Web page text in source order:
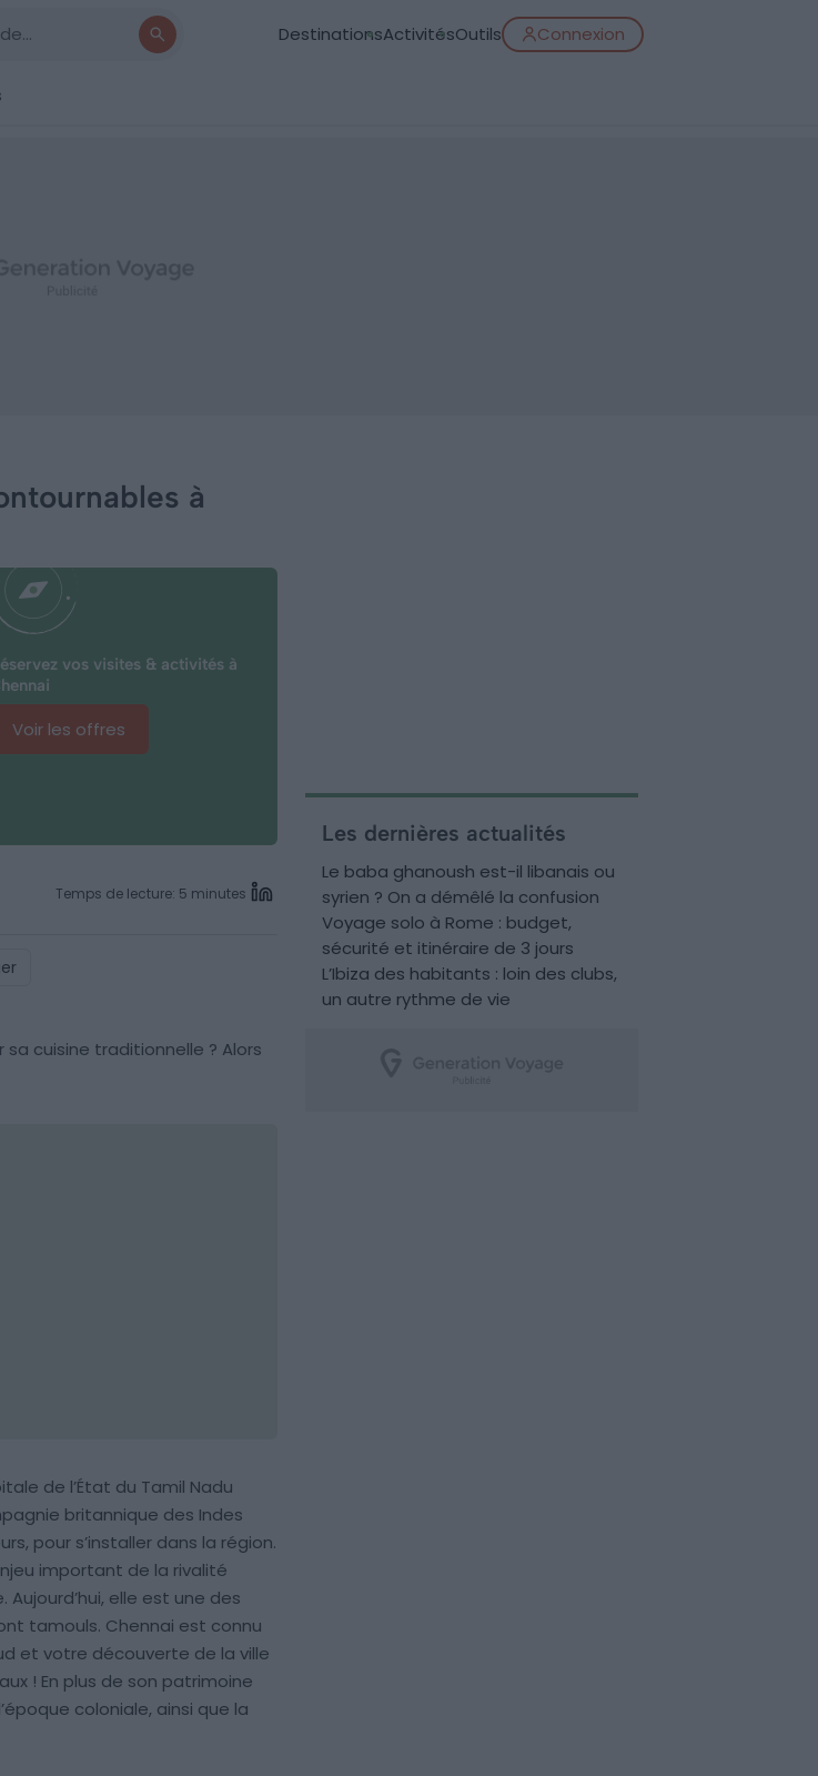
DestinationsActivitésOutils Connexion
à
vos visites & activités à
Voir les offres
Temps de lecture: 5 minutes
cuisine traditionnelle ? Alors
de l’État du Tamil Nadu
britannique des Indes
pour s’installer dans la région.
important de la rivalité
elle est une des
tamouls. Chennai est connu
et votre découverte de la ville
! En plus de son patrimoine
coloniale, ainsi que la
Les dernières actualités
Le baba ghanoush est-il libanais ou
syrien ? On a démêlé la confusion
Voyage solo à Rome : budget,
sécurité et itinéraire de 3 jours
L’Ibiza des habitants : loin des clubs,
un autre rythme de vie